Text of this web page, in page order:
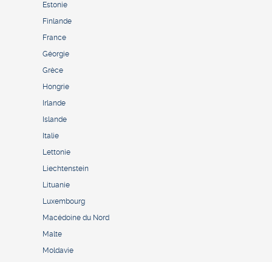
Estonie
Finlande
France
Géorgie
Grèce
Hongrie
Irlande
Islande
Italie
Lettonie
Liechtenstein
Lituanie
Luxembourg
Macédoine du Nord
Malte
Moldavie